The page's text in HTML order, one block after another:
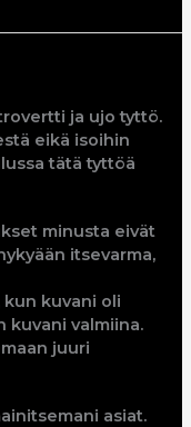
ja ujo tyttö.
eikä isoihin
tätä tyttöä
minusta eivät
itsevarma,
kuvani oli
kuvani valmiina.
juuri
asiat.